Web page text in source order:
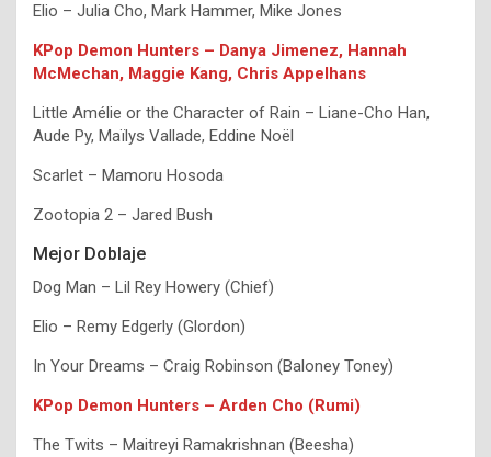
Elio – Julia Cho, Mark Hammer, Mike Jones
KPop Demon Hunters – Danya Jimenez, Hannah
McMechan, Maggie Kang, Chris Appelhans
Little Amélie or the Character of Rain – Liane-Cho Han,
Aude Py, Maïlys Vallade, Eddine Noël
Scarlet – Mamoru Hosoda
Zootopia 2 – Jared Bush
Mejor Doblaje
Dog Man – Lil Rey Howery (Chief)
Elio – Remy Edgerly (Glordon)
In Your Dreams – Craig Robinson (Baloney Toney)
KPop Demon Hunters – Arden Cho (Rumi)
The Twits – Maitreyi Ramakrishnan (Beesha)